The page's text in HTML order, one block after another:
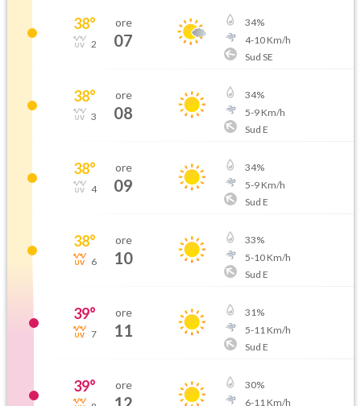
38°
2
ore
07
34%
4-10Km/h
Sud SE
38°
3
ore
08
34%
5-9Km/h
Sud E
38°
4
ore
09
34%
5-9Km/h
Sud E
38°
6
ore
10
33%
5-10Km/h
Sud E
39°
7
ore
11
31%
5-11 Km/h
Sud E
39° ore 30%
6-11 Km/h